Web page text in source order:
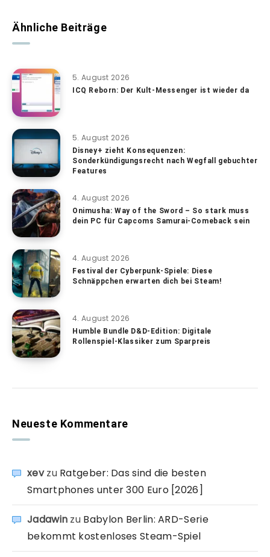
Ähnliche Beiträge
5. August 2026
ICQ Reborn: Der Kult-Messenger ist wieder da
5. August 2026
Disney+ zieht Konsequenzen:
Sonderkündigungsrecht nach Wegfall gebuchter
Features
4. August 2026
Onimusha: Way of the Sword – So stark muss
dein PC für Capcoms Samurai-Comeback sein
4. August 2026
Festival der Cyberpunk-Spiele: Diese
Schnäppchen erwarten dich bei Steam!
4. August 2026
Humble Bundle D&D-Edition: Digitale
Rollenspiel-Klassiker zum Sparpreis
Neueste Kommentare
xevzu Ratgeber: Das sind die besten
Smartphones unter 300 Euro [2026]
Jadawin zu Babylon Berlin: ARD-Serie
bekommt kostenloses Steam-Spiel